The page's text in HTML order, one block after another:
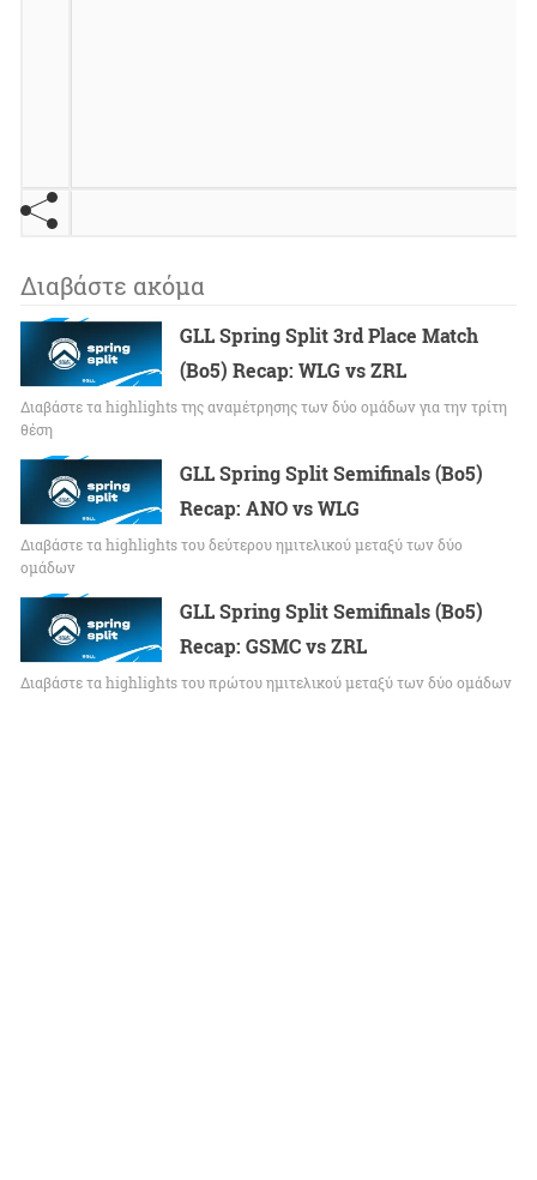
Διαβάστε ακόμα
GLL Spring Split 3rd Place Match
(Bo5) Recap: WLG vs ZRL
Διαβάστε τα highlights της αναμέτρησης των δύο ομάδων για την τρίτη
θέση
GLL Spring Split Semifinals (Bo5)
Recap: ANO vs WLG
Διαβάστε τα highlights του δεύτερου ημιτελικού μεταξύ των δύο
ομάδων
GLL Spring Split Semifinals (Bo5)
Recap: GSMC vs ZRL
Διαβάστε τα highlights του πρώτου ημιτελικού μεταξύ των δύο ομάδων